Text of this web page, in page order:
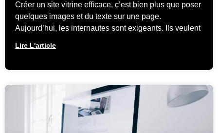
Créer un site vitrine efficace, c’est bien plus que poser
quelques images et du texte sur une page.
Aujourd’hui, les internautes sont exigeants. Ils veulent
Lire L'article